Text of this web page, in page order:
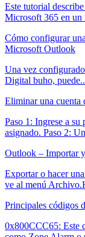
Este tutorial
Microsoft 365 en un
Cómo configurar
Microsoft Outlook
Una vez
Digital buho,
Eliminar una cuenta
Paso 1: Ingrese a
asignado. Paso 2:
Outlook – Importar
Exportar o hacer
ve al menú
Principales códigos
0x800CCC65: Este